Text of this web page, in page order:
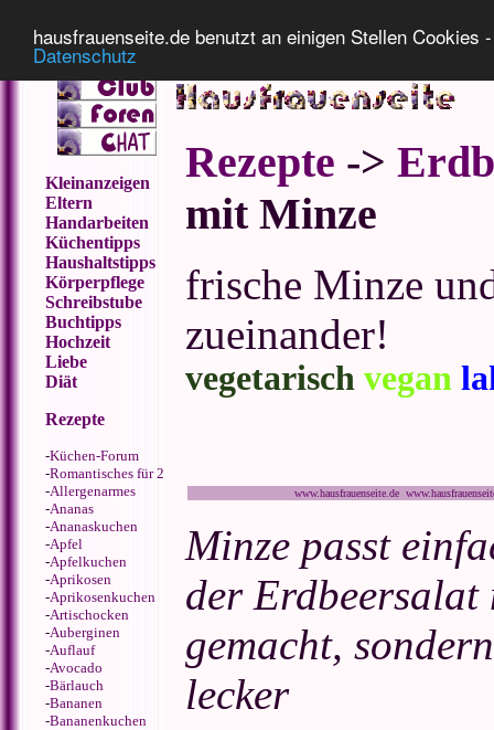
hausfrauenseite.de benutzt an einigen Stellen
Datenschutz
Kleinanzeigen
Eltern
Handarbeiten
Küchentipps
Haushaltstipps
Körperpflege
Schreibstube
Buchtipps
Hochzeit
Liebe
Diät
Rezepte
-Küchen-Forum
-Romantisches für 2
-Allergenarmes
-Ananas
-Ananaskuchen
-Apfel
-Apfelkuchen
-Aprikosen
-Aprikosenkuchen
-Artischocken
-Auberginen
-Auflauf
-Avocado
-Bärlauch
-Bananen
-Bananenkuchen
Rezepte ->
mit Minze
frische Minze
zueinander!
vegetarisch vegan
www.hausfrauenseite.de
Minze passt
der
gemacht,
lecker